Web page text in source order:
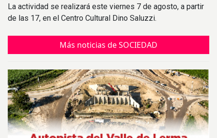
La actividad se realizará este viernes 7 de agosto, a partir
de las 17, en el Centro Cultural Dino Saluzzi.
Más noticias de SOCIEDAD